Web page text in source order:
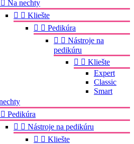
 Na nechty
  Kliešte
  Pedikúra
  Nástroje na
pedikúru
  Kliešte
Expert
Classic
Smart
 Pedikúra
  Nástroje na pedikúru
  Kliešte